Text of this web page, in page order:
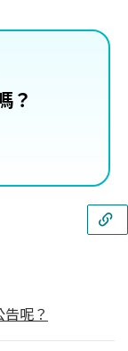
？
呢？